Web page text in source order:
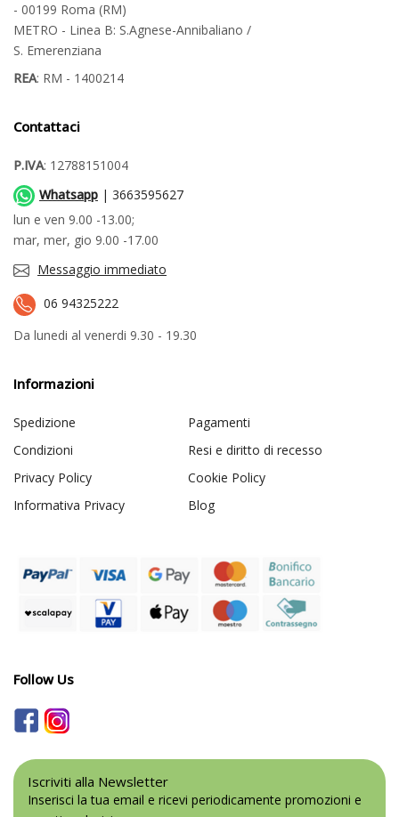
- 00199 Roma (RM)
METRO - Linea B: S.Agnese-Annibaliano /
S. Emerenziana
REA: RM - 1400214
Contattaci
P.IVA: 12788151004
Whatsapp | 3663595627
lun e ven 9.00 -13.00;
mar, mer, gio 9.00 -17.00
Messaggio immediato
06 94325222
Da lunedi al venerdi 9.30 - 19.30
Informazioni
Spedizione
Pagamenti
Condizioni
Resi e diritto di recesso
Privacy Policy
Cookie Policy
Informativa Privacy
Blog
Follow Us
Iscriviti alla Newsletter
Inserisci la tua email e ricevi periodicamente promozioni e